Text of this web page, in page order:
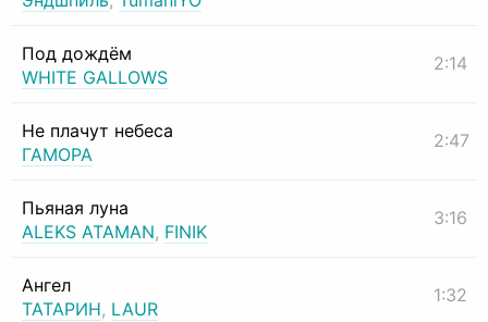
Под дождём
WHITE GALLOWS
2:14
Не плачут небеса
ГАМОРА
2:47
Пьяная луна
ALEKS ATAMAN, FINIK
3:16
Ангел
ТАТАРИН, LAUR
1:32